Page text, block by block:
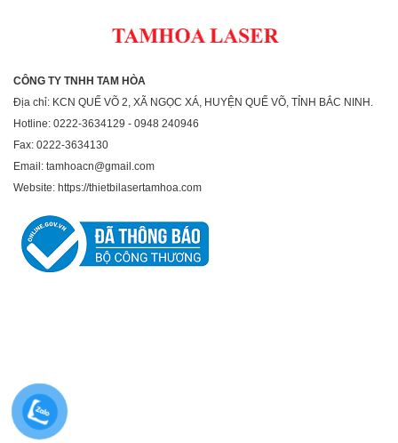
CÔNG TY TNHH TAM HÒA
Địa chỉ: KCN QUẾ VÕ 2, XÃ NGỌC XÁ, HUYỆN QUẾ VÕ, TỈNH BẮC NINH.
Hotline: 0222-3634129 - 0948 240946
Fax: 0222-3634130
Email: tamhoacn@gmail.com
Website: https://thietbilasertamhoa.com